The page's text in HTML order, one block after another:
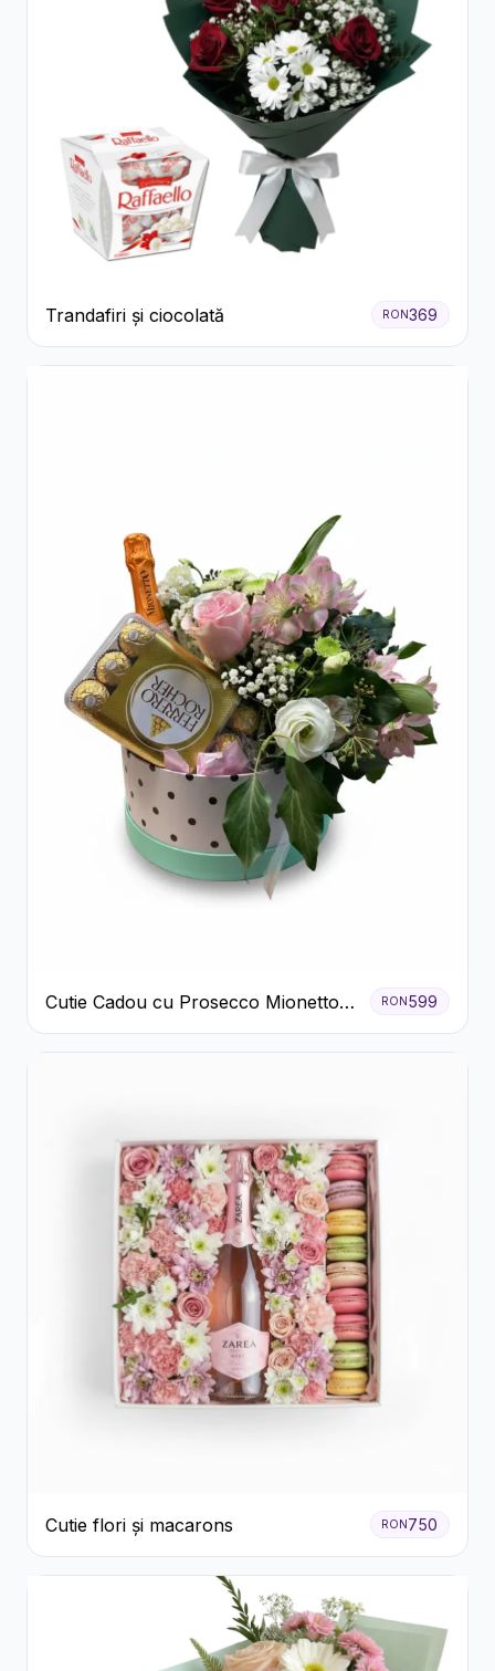
Trandafiri și ciocolată RON369
Cutie Cadou cu Prosecco Mionetto
Ferrero Rocher și Flori Pastelate
RON 599
Cutie flori și macarons RON 750